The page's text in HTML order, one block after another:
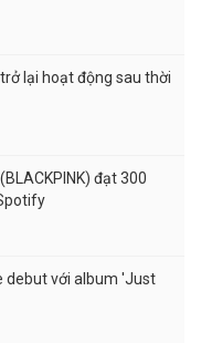
lại hoạt động sau thời
đạt 300
debut với album 'Just